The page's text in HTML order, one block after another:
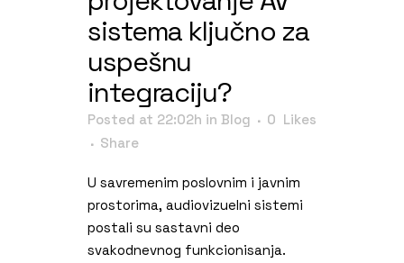
sistema ključno za
uspešnu
integraciju?
Posted at 22:02h in Blog 0 Likes
Share
U savremenim poslovnim i javnim
prostorima, audiovizuelni sistemi
postali su sastavni deo
svakodnevnog funkcionisanja.